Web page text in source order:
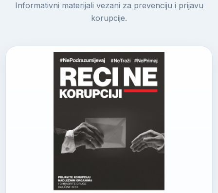
Informativni materijali vezani za prevenciju i prijavu
korupcije.